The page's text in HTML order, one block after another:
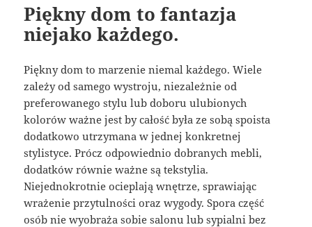
Piękny dom to fantazja
niejako każdego.
Piękny dom to marzenie niemal każdego. Wiele
zależy od samego wystroju, niezależnie od
preferowanego stylu lub doboru ulubionych
kolorów ważne jest by całość była ze sobą spoista
dodatkowo utrzymana w jednej konkretnej
stylistyce. Prócz odpowiednio dobranych mebli,
dodatków równie ważne są tekstylia.
Niejednokrotnie ocieplają wnętrze, sprawiając
wrażenie przytulności oraz wygody. Spora część
osób nie wyobraża sobie salonu lub sypialni bez